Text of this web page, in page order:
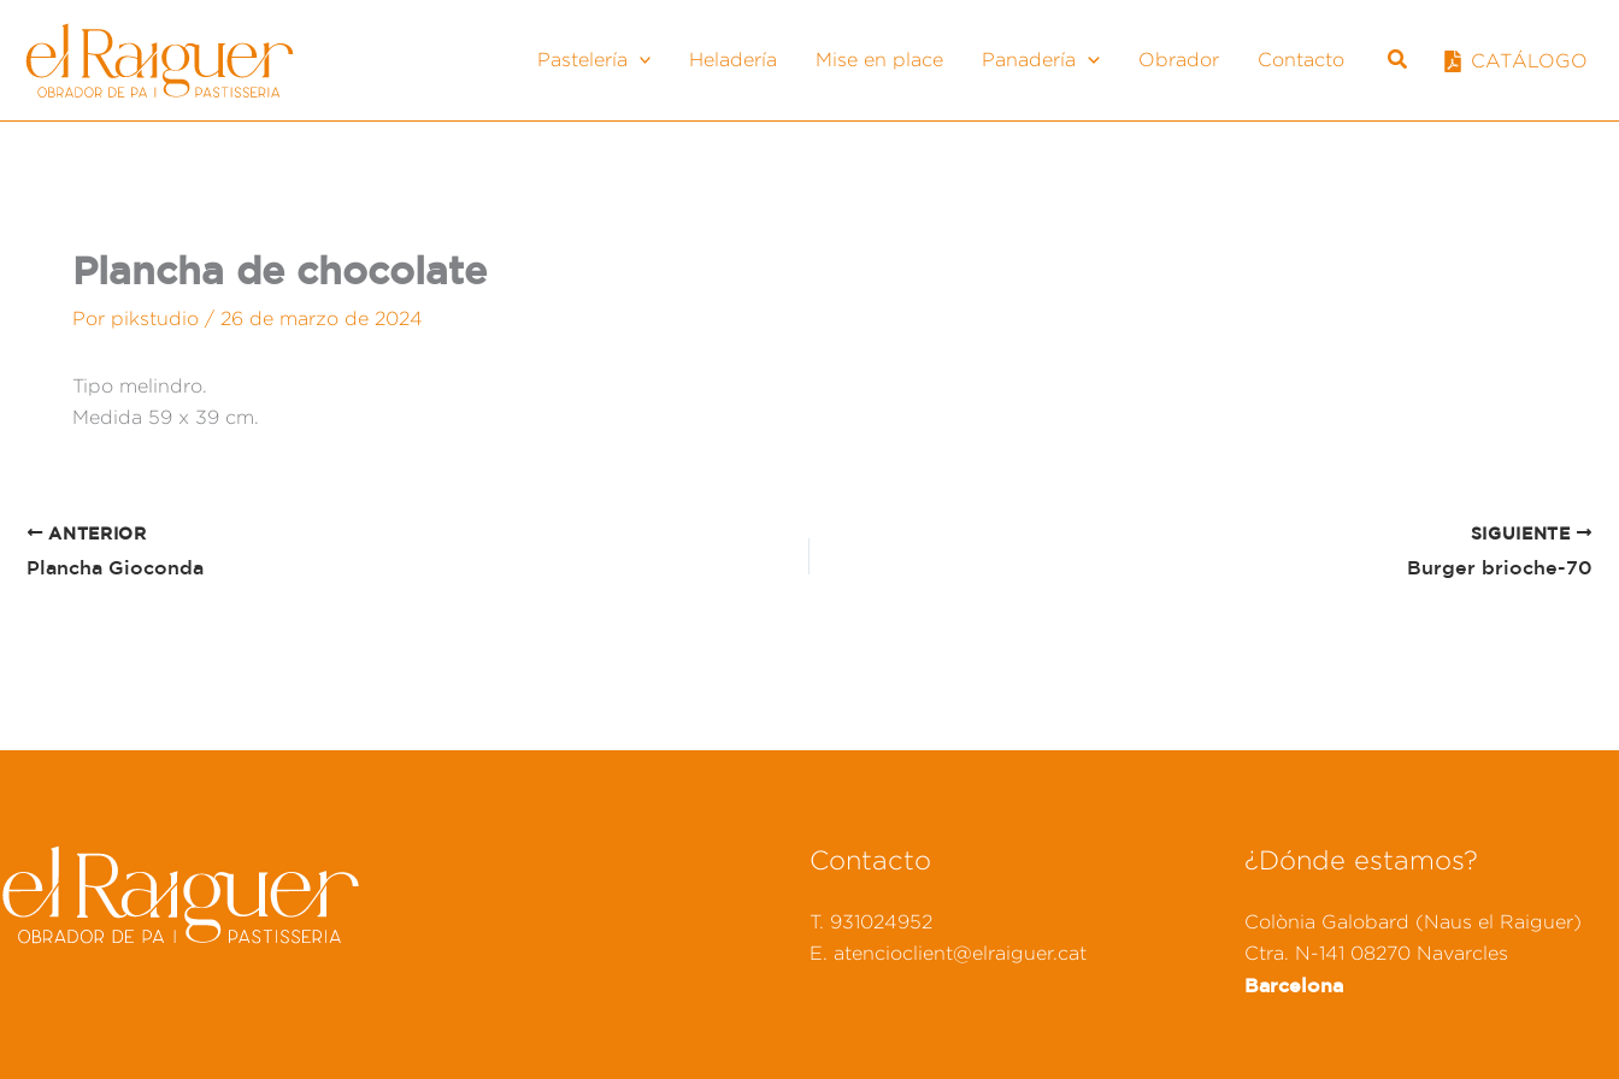
contenido
Pastelería Heladería Mise en place Panadería Obrador Contacto CATÁLOGO
Plancha de chocolate
Por pikstudio / 26 de marzo de 2024
Tipo melindro.
Medida 59 x 39 cm.
ANTERIOR
Plancha Gioconda
SIGUIENTE
Burger brioche-70
Contacto
T. 931024952
E. atencioclient@elraiguer.cat
¿Dónde estamos?
Colònia Galobard (Naus el Raiguer)
Ctra. N-141 08270 Navarcles
Barcelona